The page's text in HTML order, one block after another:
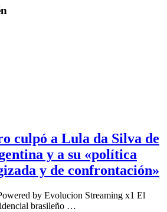
culpó a Lula da Silva de
y a su «política
y de confrontación»
by Evolucion Streaming x1 El
brasileño …